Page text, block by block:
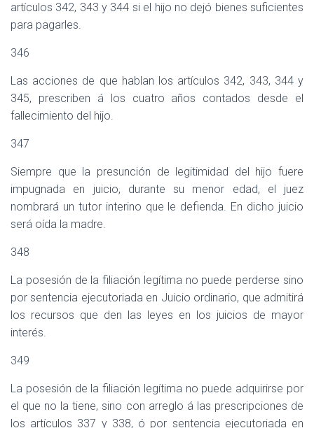
artículos 342, 343 y 344 si el hijo no dejó bienes suficientes
para pagarles.
346
Las acciones de que hablan los artículos 342, 343, 344 y
345, prescriben á los cuatro años contados desde el
fallecimiento del hijo.
347
Siempre que la presunción de legitimidad del hijo fuere
impugnada en juicio, durante su menor edad, el juez
nombrará un tutor interino que le defienda. En dicho juicio
será oída la madre.
348
La posesión de la filiación legítima no puede perderse sino
por sentencia ejecutoriada en Juicio ordinario, que admitirá
los recursos que den las leyes en los juicios de mayor
interés.
349
La posesión de la filiación legítima no puede adquirirse por
el que no la tiene, sino con arreglo á las prescripciones de
los artículos 337 y 338, ó por sentencia ejecutoriada en